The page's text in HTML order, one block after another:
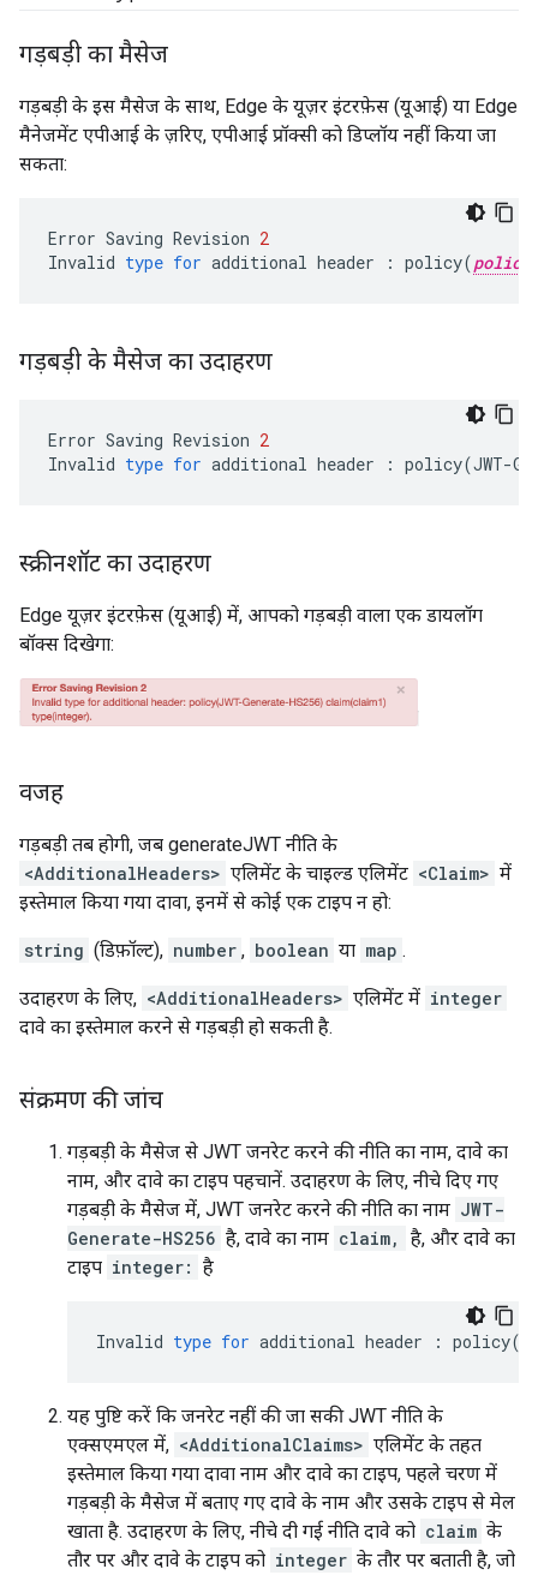
गड़बड़ी का मैसेज
गड़बड़ी के इस मैसेज के साथ, Edge के यूज़र इंटरफ़ेस (यूआई) या Edge
मैनेजमेंट एपीआई के ज़रिए, एपीआई प्रॉक्सी को डिप्लॉय नहीं किया जा
सकता:
Error Saving Revision 2
Invalid type for additional header : policy(
गड़बड़ी के मैसेज का उदाहरण
Error Saving Revision 2
Invalid type for additional header : policy(JWT-
स्क्रीनशॉट का उदाहरण
Edge यूज़र इंटरफ़ेस (यूआई) में, आपको गड़बड़ी वाला एक डायलॉग
बॉक्स दिखेगा:
वजह
गड़बड़ी तब होगी, जब generateJWT नीति के
<AdditionalHeaders> एलिमेंट के चाइल्ड एलिमेंट <Claim> में
इस्तेमाल किया गया दावा, इनमें से कोई एक टाइप न हो:
string (डिफ़ॉल्ट), number , boolean या map .
उदाहरण के लिए, <AdditionalHeaders> एलिमेंट में integer
दावे का इस्तेमाल करने से गड़बड़ी हो सकती है.
संक्रमण की जांच
गड़बड़ी के मैसेज से JWT जनरेट करने की नीति का नाम, दावे का
नाम, और दावे का टाइप पहचानें. उदाहरण के लिए, नीचे दिए गए
गड़बड़ी के मैसेज में, JWT जनरेट करने की नीति का नाम JWT-
Generate-HS256 है, दावे का नाम claim,
है, और दावे का
टाइप integer: है
Invalid type for additional header : policy(
यह पुष्टि करें कि जनरेट नहीं की जा सकी JWT नीति के
एक्सएमएल में, <AdditionalClaims> एलिमेंट के तहत
इस्तेमाल किया गया दावा नाम और दावे का टाइप, पहले चरण में
गड़बड़ी के मैसेज में बताए गए दावे के नाम और उसके टाइप से मेल
खाता है. उदाहरण के लिए, नीचे दी गई नीति दावे को claim के
तौर पर और दावे के टाइप को integer के तौर पर बताती है, जो